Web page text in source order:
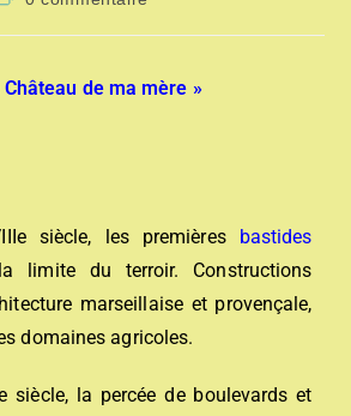
Château de ma mère »
siècle, les premières bastides
limite du terroir. Constructions
marseillaise et provençale,
domaines agricoles.
siècle, la percée de boulevards et